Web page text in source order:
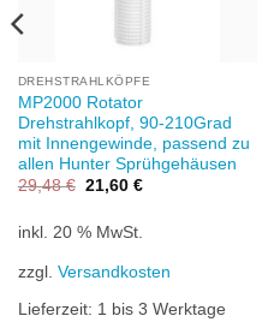
DREHSTRAHLKÖPFE
MP2000 Rotator
Drehstrahlkopf, 90-210Grad
mit Innengewinde, passend zu
allen Hunter Sprühgehäusen
29,48€ Ursprünglicher
29,48 €
21,60 €Aktueller
inkl. 20 % MwSt.
zzgl. Versandkosten
Lieferzeit: 1 bis 3 Werktage